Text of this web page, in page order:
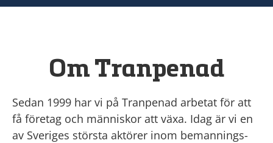
Om Tranpenad
Sedan 1999 har vi på Tranpenad arbetat för att
få företag och människor att växa. Idag är vi en
av Sveriges största aktörer inom bemannings-